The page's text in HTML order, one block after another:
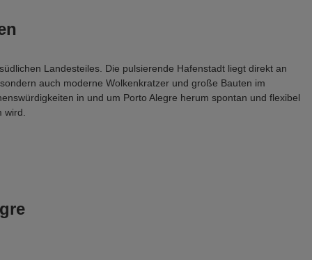
Landesteiles. Die pulsierende Hafenstadt liegt direkt an
auch moderne Wolkenkratzer und große Bauten im
in und um Porto Alegre herum spontan und flexibel